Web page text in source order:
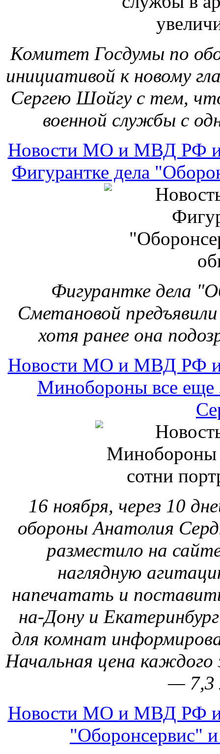
Комитет Госдумы по
инициативой к новому
Сергею Шойгу с тем,
военной службы с
Новости МО и МВД РФ
Фигурантке дела
Фигурантке дела
Сметановой
хотя ранее она
Новости МО и МВД РФ
Минобороны все еще
16 ноября, через 10
обороны Анатолия
разместило на
наглядную
напечатать и
на-Дону и
для комнат
Начальная цена
— 7,3
Новости МО и МВД РФ
"Оборонсервис"